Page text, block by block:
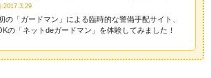
:2017.3.29
の「ガードマン」による臨時的な警備手配サイト、
の「ネットdeガードマン」を体験してみました！